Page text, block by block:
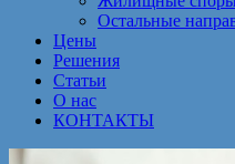
Остальные
Цены
Решения
Статьи
О нас
КОНТАКТЫ